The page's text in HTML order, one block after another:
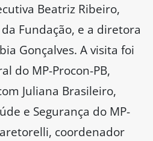
Beatriz Ribeiro,
Fundação, e a diretora
Gonçalves. A visita foi
do MP-Procon-PB,
Juliana Brasileiro,
e Segurança do MP-
coordenador